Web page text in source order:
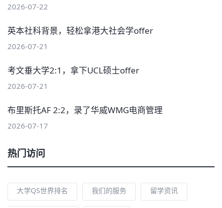
2026-07-22
英本社科背景，轻松拿港大社会学offer
2026-07-21
考文垂大学2:1，拿下UCL硕士offer
2026-07-21
布里斯托AF 2:2，录了华威WMG电商管理
2026-07-17
热门访问
大学QS世界排名 我们的服务 留学资讯